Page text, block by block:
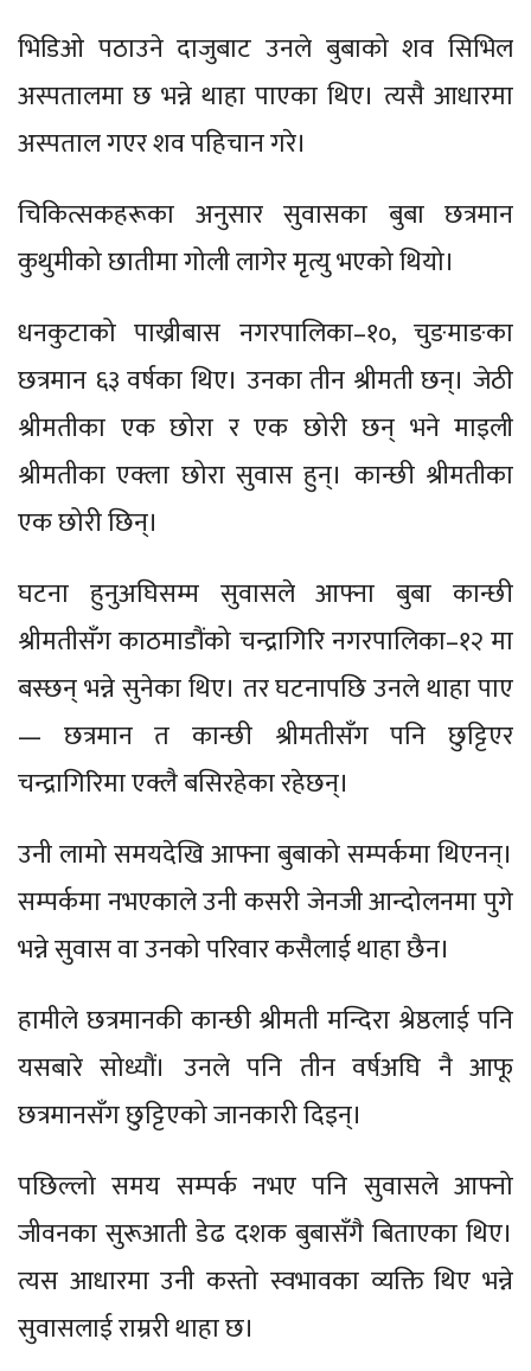
भिडिओ पठाउने दाजुबाट उनले बुबाको शव सिभिल
अस्पतालमा छ भन्ने थाहा पाएका थिए। त्यसै आधारमा
अस्पताल गएर शव पहिचान गरे।
चिकित्सकहरूका अनुसार सुवासका बुबा छत्रमान
कुथुमीको छातीमा गोली लागेर मृत्यु भएको थियो।
धनकुटाको पाख्रीबास नगरपालिका–१०, चुङमाङका
छत्रमान ६३ वर्षका थिए। उनका तीन श्रीमती छन्। जेठी
श्रीमतीका एक छोरा र एक छोरी छन् भने माइली
श्रीमतीका एक्ला छोरा सुवास हुन्। कान्छी श्रीमतीका
एक छोरी छिन्।
घटना हुनुअघिसम्म सुवासले आफ्ना बुबा कान्छी
श्रीमतीसँग काठमाडौंको चन्द्रागिरि नगरपालिका–१२ मा
बस्छन् भन्ने सुनेका थिए। तर घटनापछि उनले थाहा पाए
— छत्रमान त कान्छी श्रीमतीसँग पनि छुट्टिएर
चन्द्रागिरिमा एक्लै बसिरहेका रहेछन्।
उनी लामो समयदेखि आफ्ना बुबाको सम्पर्कमा थिएनन्।
सम्पर्कमा नभएकाले उनी कसरी जेनजी आन्दोलनमा पुगे
भन्ने सुवास वा उनको परिवार कसैलाई थाहा छैन।
हामीले छत्रमानकी कान्छी श्रीमती मन्दिरा श्रेष्ठलाई पनि
यसबारे सोध्यौं। उनले पनि तीन वर्षअघि नै आफू
छत्रमानसँग छुट्टिएको जानकारी दिइन्।
पछिल्लो समय सम्पर्क नभए पनि सुवासले आफ्नो
जीवनका सुरूआती डेढ दशक बुबासँगै बिताएका थिए।
त्यस आधारमा उनी कस्तो स्वभावका व्यक्ति थिए भन्ने
सुवासलाई राम्ररी थाहा छ।